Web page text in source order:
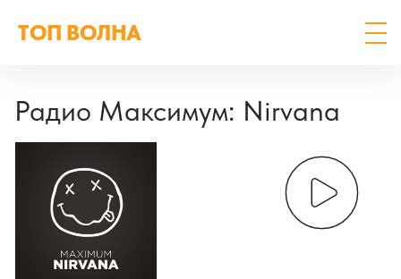
ТОП ВОЛНА
Радио Максимум: Nirvana